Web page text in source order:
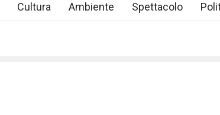
Cultura Ambiente Spettacolo